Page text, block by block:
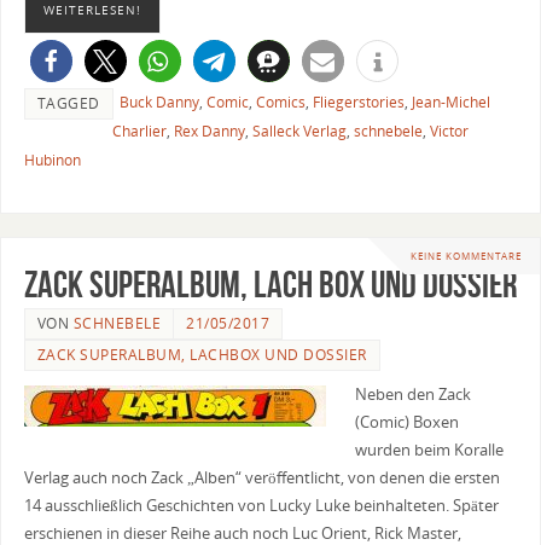
WEITERLESEN!
TAGGED Buck Danny, Comic, Comics, Fliegerstories, Jean-Michel
Charlier, Rex Danny, Salleck Verlag, schnebele, Victor
Hubinon
KEINE KOMMENTARE
Zack Superalbum, Lach Box und Dossier
VON SCHNEBELE
21/05/2017
ZACK SUPERALBUM, LACHBOX UND DOSSIER
Neben den Zack
(Comic) Boxen
wurden beim Koralle
Verlag auch noch Zack „Alben“ veröffentlicht, von denen die ersten
14 ausschließlich Geschichten von Lucky Luke beinhalteten. Später
erschienen in dieser Reihe auch noch Luc Orient, Rick Master,